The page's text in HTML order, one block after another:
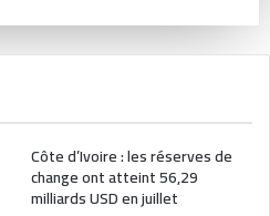
Côte d’Ivoire : les réserves de
change ont atteint 56,29
milliards USD en juillet